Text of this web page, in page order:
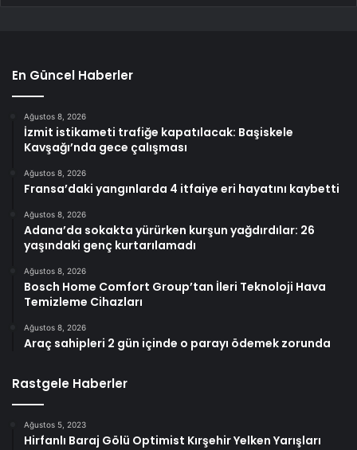
En Güncel Haberler
Ağustos 8, 2026
İzmit istikameti trafiğe kapatılacak: Başiskele
Kavşağı’nda gece çalışması
Ağustos 8, 2026
Fransa’daki yangınlarda 4 itfaiye eri hayatını kaybetti
Ağustos 8, 2026
Adana’da sokakta yürürken kurşun yağdırdılar: 26
yaşındaki genç kurtarılamadı
Ağustos 8, 2026
Bosch Home Comfort Group’tan İleri Teknoloji Hava
Temizleme Cihazları
Ağustos 8, 2026
Araç sahipleri 2 gün içinde o parayı ödemek zorunda
Rastgele Haberler
Ağustos 5, 2023
Hirfanlı Baraj Gölü Optimist Kırşehir Yelken Yarışları